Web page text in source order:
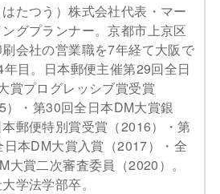
たつう）株式会社代表・マー
グプランナー。京都市上京区
会社の営業職を7年経て大阪で
年目。日本郵便主催第29回全日
賞プログレッシブ賞受賞
）・第30回全日本DM大賞銀
郵便特別賞受賞（2016）・第
日本DM大賞入賞（2017）・全
大賞二次審査委員（2020）。
学法学部卒。